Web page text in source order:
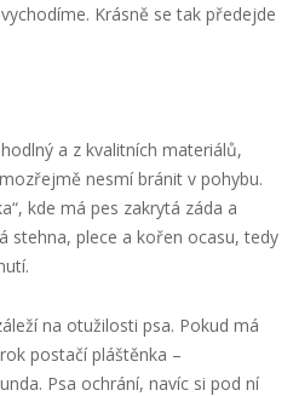
Krásně se tak předejde
a z kvalitních materiálů,
nesmí bránit v pohybu.
kde má pes zakrytá záda a
stehna, plece a kořen ocasu, tedy
na otužilosti psa. Pokud má
postačí pláštěnka –
Psa ochrání, navíc si pod ní